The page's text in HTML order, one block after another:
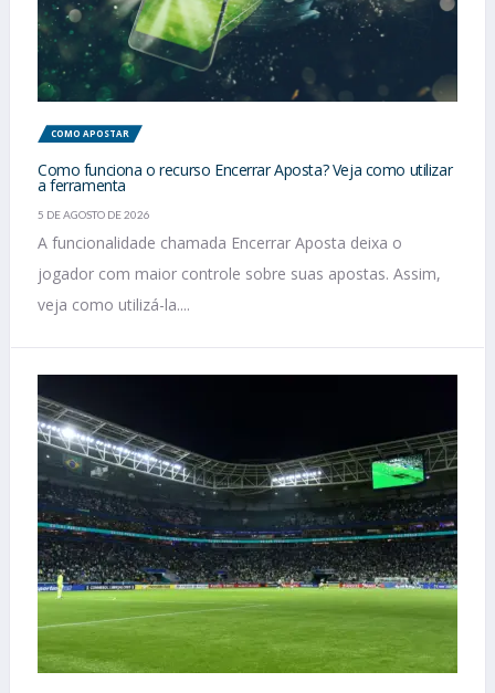
COMO APOSTAR
Como funciona o recurso Encerrar Aposta? Veja como utilizar
a ferramenta
5 DE AGOSTO DE 2026
A funcionalidade chamada Encerrar Aposta deixa o
jogador com maior controle sobre suas apostas. Assim,
veja como utilizá-la....